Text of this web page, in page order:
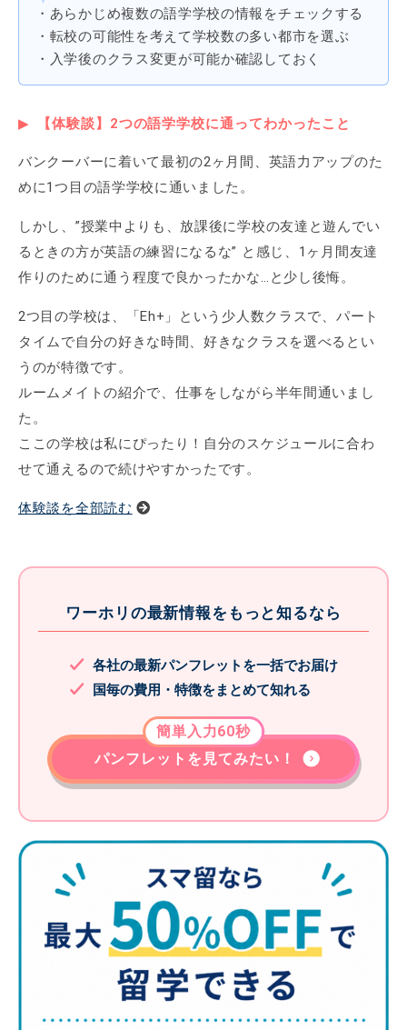
・あらかじめ複数の語学学校の情報をチェックする
・転校の可能性を考えて学校数の多い都市を選ぶ
・入学後のクラス変更が可能か確認しておく
【体験談】2つの語学学校に通ってわかったこと
バンクーバーに着いて最初の2ヶ月間、英語力アップのた
めに1つ目の語学学校に通いました。
しかし、”授業中よりも、放課後に学校の友達と遊んでい
るときの方が英語の練習になるな” と感じ、1ヶ月間友達
作りのために通う程度で良かったかな…と少し後悔。
2つ目の学校は、「Eh+」という少人数クラスで、パート
タイムで自分の好きな時間、好きなクラスを選べるとい
うのが特徴です。
ルームメイトの紹介で、仕事をしながら半年間通いまし
た。
ここの学校は私にぴったり！自分のスケジュールに合わ
せて通えるので続けやすかったです。
体験談を全部読む
ワーホリの最新情報をもっと知るなら
各社の最新パンフレットを一括でお届け
国毎の費用・特徴をまとめて知れる
パンフレットを見てみたい！
簡単入力60秒